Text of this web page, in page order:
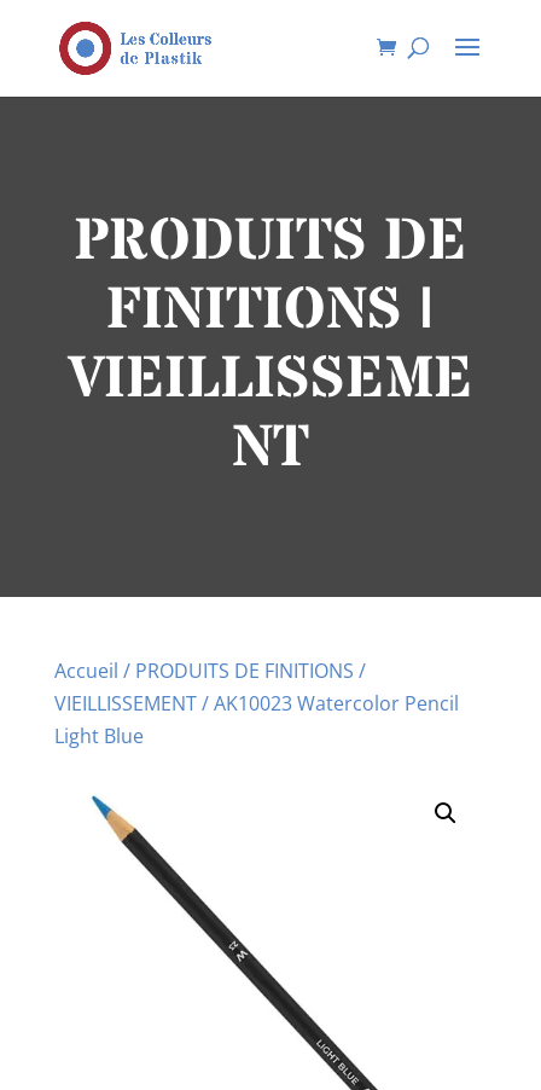
PRODUITS DE
FINITIONS |
VIEILLISSEME
NT
Accueil / PRODUITS DE FINITIONS /
VIEILLISSEMENT/ AK10023 Watercolor Pencil
Light Blue